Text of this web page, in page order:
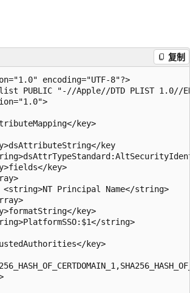
复制
encoding="UTF-8"?>
PUBLIC "-//Apple//DTD PLIST
key>
key
key>
<string>NT Principal Name</string>
key>
string>
key>